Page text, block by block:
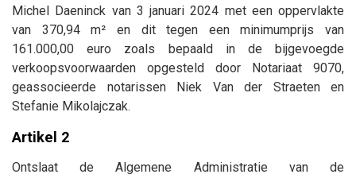
Michel Daeninck van 3 januari 2024 met een oppervlakte
van 370,94 m² en dit tegen een minimumprijs van
161.000,00 euro zoals bepaald in de bijgevoegde
verkoopsvoorwaarden opgesteld door Notariaat 9070,
geassocieerde notarissen Niek Van der Straeten en
Stefanie Mikolajczak.
Artikel 2
Ontslaat de Algemene Administratie van de